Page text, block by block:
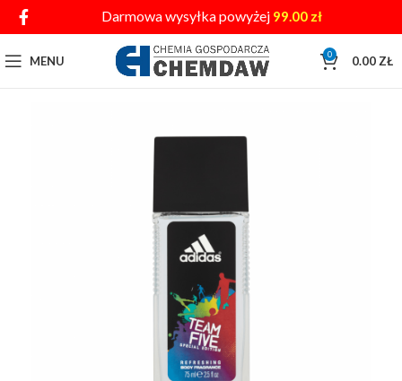
Darmowa wysyłka powyżej 99.00 zł
MENU 0 0.00 ZŁ